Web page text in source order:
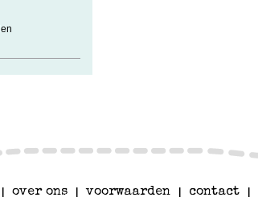
over ons voorwaarden contact